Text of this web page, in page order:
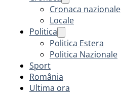
Cronaca nazionale
Locale
Politica
Politica Estera
Politica Nazionale
Sport
România
Ultima ora